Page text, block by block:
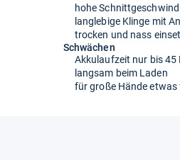
hohe
langlebige Klinge mit
trocken und nass
Schwächen
Akkulaufzeit nur bis 45
langsam beim Laden
für große Hände etwas